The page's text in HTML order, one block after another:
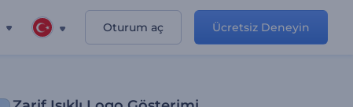
Oturum aç Ücretsiz Deneyin